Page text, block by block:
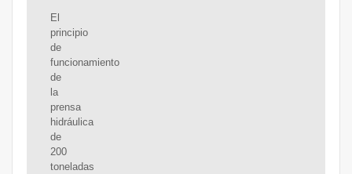
El
principio
de
funcionamiento
de
la
prensa
hidráulica
de
200
toneladas